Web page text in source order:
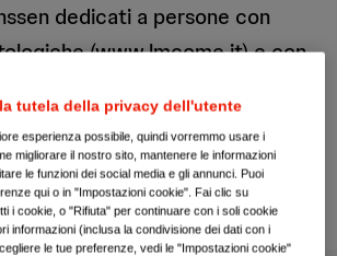
dedicati a persone con
(www.lmcome.it) e con
tutela della privacy dell'utente
esperienza possibile, quindi vorremmo usare i
migliorare il nostro sito, mantenere le informazioni
le funzioni dei social media e gli annunci. Puoi
qui o in "Impostazioni cookie". Fai clic su
i cookie, o "Rifiuta" per continuare con i soli cookie
informazioni (inclusa la condivisione dei dati con i
le tue preferenze, vedi le "Impostazioni cookie"